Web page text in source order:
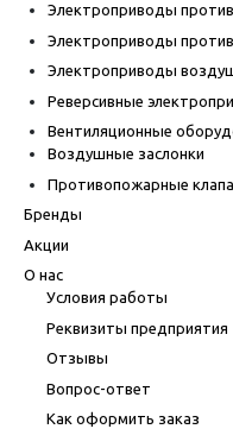
Электроприводы
Электроприводы
Электроприводы
Реверсивные
Вентиляционные
Воздушные заслонки
Противопожарные
Бренды
Акции
О нас
Условия работы
Реквизиты предприятия
Отзывы
Вопрос-ответ
Как оформить заказ